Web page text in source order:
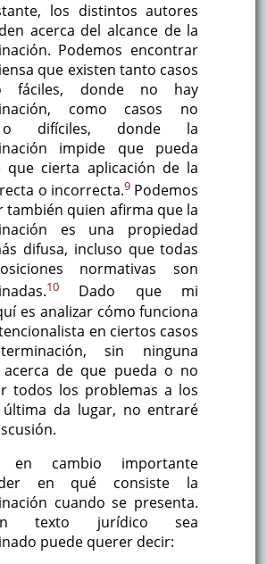
los distintos autores
acerca del alcance de la
Podemos encontrar
que existen tanto casos
fáciles, donde no hay
como casos no
difíciles, donde la
impide que pueda
que cierta aplicación de la
o incorrecta.9 Podemos
también quien afirma que la
es una propiedad
difusa, incluso que todas
normativas son
10Dado que mi
es analizar cómo funciona
en ciertos casos
sin ninguna
acerca de que pueda o no
todos los problemas a los
última da lugar, no entraré
cambio importante
en qué consiste la
cuando se presenta.
texto jurídico sea
puede querer decir: